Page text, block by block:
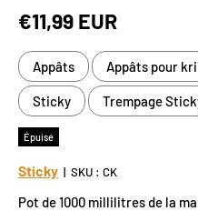
Prix habituel
€11,99 EUR
Appâts Appâts pour
Sticky Trempage
Épuisé
Sticky | SKU : CK
Pot de 1000 millilitres de la